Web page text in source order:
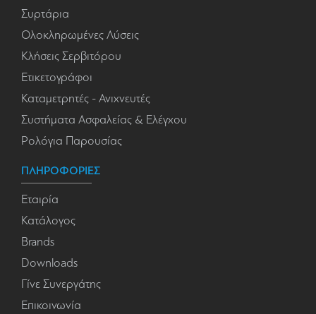
Συρτάρια
Ολοκληρωμένες Λύσεις
Κλήσεις Σερβιτόρου
Ετικετογράφοι
Καταμετρητές - Ανιχνευτές
Συστήματα Ασφαλείας & Ελέγχου
Ρολόγια Παρουσίας
ΠΛΗΡΟΦΟΡΙΕΣ
Εταιρία
Κατάλογος
Brands
Downloads
Γίνε Συνεργάτης
Επικοινωνία